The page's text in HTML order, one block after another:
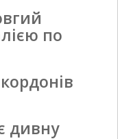
по
дивну